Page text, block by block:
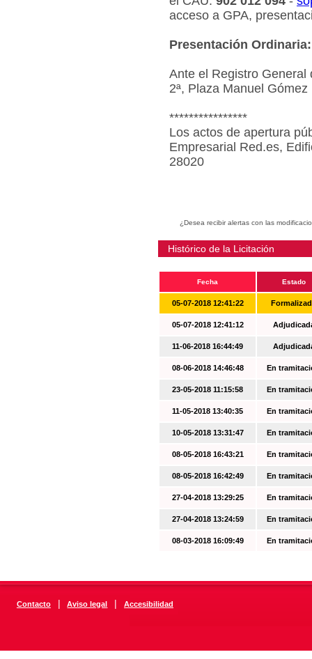
acceso a GPA,
Presentación Ordinaria:
Ante el Registro General
2ª, Plaza Manuel
****************
Los actos de apertura
Empresarial Red.es,
28020
¿Desea recibir alertas con las
Histórico de la Licitación
Fecha Estado
05-07-2018 12:41:22
05-07-2018 12:41:12
11-06-2018 16:44:49
08-06-2018 14:46:48 En
23-05-2018 11:15:58 En
11-05-2018 13:40:35 En
10-05-2018 13:31:47 En
08-05-2018 16:43:21 En
08-05-2018 16:42:49 En
27-04-2018 13:29:25 En
27-04-2018 13:24:59 En
08-03-2018 16:09:49 En
Contacto | Aviso legal | Accesibilidad